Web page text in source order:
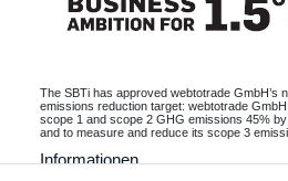
The SBTi has approved webtotrade GmbH’s
emissions reduction target: webtotrade
scope 1 and scope 2 GHG emissions 45%
and to measure and reduce its scope 3
Informationen